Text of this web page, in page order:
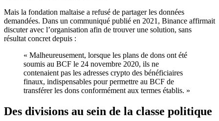
Mais la fondation maltaise a refusé de partager les données
demandées. Dans un communiqué publié en 2021, Binance affirmait
discuter avec l’organisation afin de trouver une solution, sans
résultat concret depuis :
« Malheureusement, lorsque les plans de dons ont été
soumis au BCF le 24 novembre 2020, ils ne
contenaient pas les adresses crypto des bénéficiaires
finaux, indispensables pour permettre au BCF de
transférer les dons conformément aux termes établis. »
Des divisions au sein de la classe politique